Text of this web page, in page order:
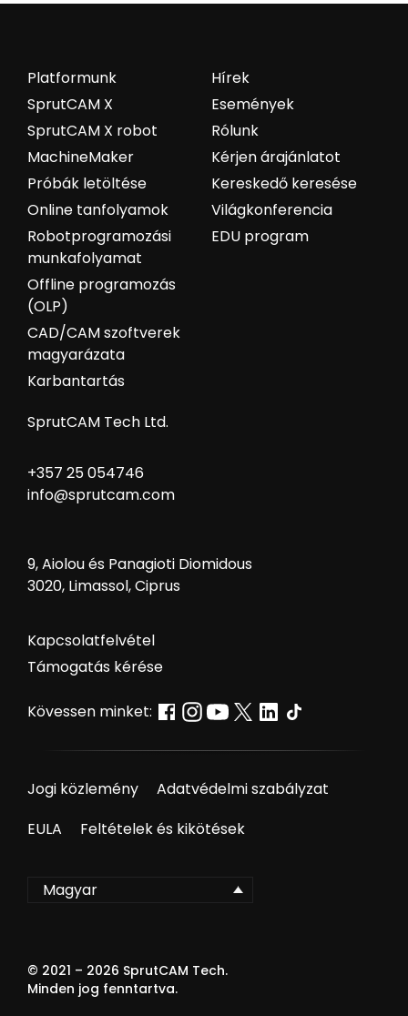
Hírek
Események
Rólunk
Kérjen árajánlatot
Kereskedő keresése
Világkonferencia
EDU program
Platformunk
SprutCAM X
SprutCAM X robot
MachineMaker
Próbák letöltése
Online tanfolyamok
Robotprogramozási
munkafolyamat
Offline programozás
(OLP)
CAD/CAM szoftverek
magyarázata
Karbantartás
SprutCAM Tech Ltd.
+357 25 054746
info@sprutcam.com
9, Aiolou és Panagioti Diomidous
3020, Limassol, Ciprus
Kapcsolatfelvétel
Támogatás kérése
Kövessen minket:
Jogi közlemény
Adatvédelmi szabályzat
EULA
Feltételek és kikötések
Magyar
© 2021 – 2026 SprutCAM Tech.
Minden jog fenntartva.